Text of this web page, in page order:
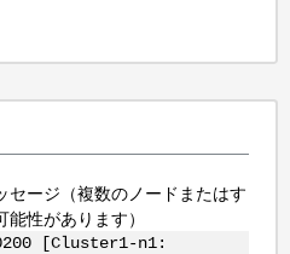
セージ（複数のノードまたはす
性があります）
[Cluster1-n1: